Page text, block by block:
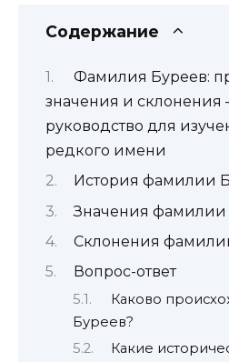
Содержание
Фамилия Буреев:
значения и склонения
руководство для
редкого имени
История фамилии
Значения фамилии
Склонения
Вопрос-ответ
Каково
Буреев?
Какие